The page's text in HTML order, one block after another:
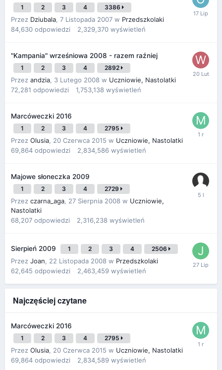
1 2 3 4 3386
Przez Dziubala, 7 Listopada 2007 w Przedszkolaki
84,630 odpowiedzi 2,329,370 wyświetleń
"Kampania" wrześniowa 2008 - razem raźniej
1 2 3 4 2892
Przez andzia, 3 Lutego 2008 w Uczniowie, Nastolatki
72,281 odpowiedzi 1,753,138 wyświetleń
Marcóweczki 2016
1 2 3 4 2795
Przez Olusia, 20 Czerwca 2015 w Uczniowie, Nastolatki
69,864 odpowiedzi 2,834,586 wyświetleń
Majowe słoneczka 2009
1 2 3 4 2729
Przez czarna_aga, 27 Sierpnia 2008 w Uczniowie,
Nastolatki
68,207 odpowiedzi 2,316,238 wyświetleń
Sierpień 2009 1 2 3 4 2506
Przez Joan, 22 Listopada 2008 w Przedszkolaki
62,645 odpowiedzi 2,463,459 wyświetleń
Najczęściej czytane
Marcóweczki 2016
1 2 3 4 2795
Przez Olusia, 20 Czerwca 2015 w Uczniowie, Nastolatki
69,864 odpowiedzi 2,834,589 wyświetleń